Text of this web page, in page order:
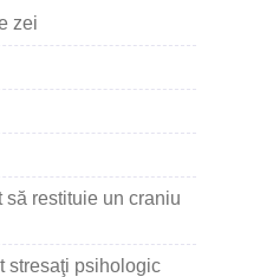
zei
restituie un craniu
stresaţi psihologic